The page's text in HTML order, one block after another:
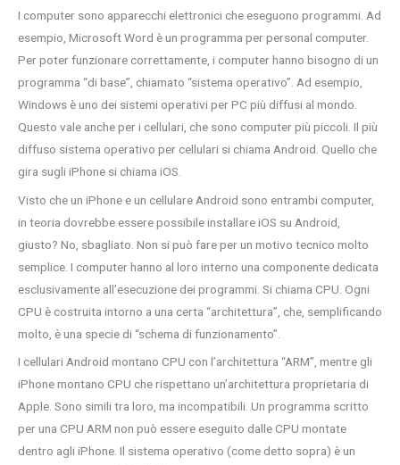
I computer sono apparecchi elettronici che eseguono programmi. Ad
esempio, Microsoft Word è un programma per personal computer.
Per poter funzionare correttamente, i computer hanno bisogno di un
programma “di base”, chiamato “sistema operativo”. Ad esempio,
Windows è uno dei sistemi operativi per PC più diffusi al mondo.
Questo vale anche per i cellulari, che sono computer più piccoli. Il più
diffuso sistema operativo per cellulari si chiama Android. Quello che
gira sugli iPhone si chiama iOS.
Visto che un iPhone e un cellulare Android sono entrambi computer,
in teoria dovrebbe essere possibile installare iOS su Android,
giusto? No, sbagliato. Non si può fare per un motivo tecnico molto
semplice. I computer hanno al loro interno una componente dedicata
esclusivamente all’esecuzione dei programmi. Si chiama CPU. Ogni
CPU è costruita intorno a una certa “architettura”, che, semplificando
molto, è una specie di “schema di funzionamento”.
I cellulari Android montano CPU con l’architettura “ARM”, mentre gli
iPhone montano CPU che rispettano un’architettura proprietaria di
Apple. Sono simili tra loro, ma incompatibili. Un programma scritto
per una CPU ARM non può essere eseguito dalle CPU montate
dentro agli iPhone. Il sistema operativo (come detto sopra) è un